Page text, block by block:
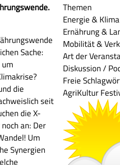
Themen
Energie & Klima
Ernährung &
Mobilität &
Art der
Diskussion /
Freie
AgriKultur
Sache:
die
seit
die X-
an: Der
Um
Synergien